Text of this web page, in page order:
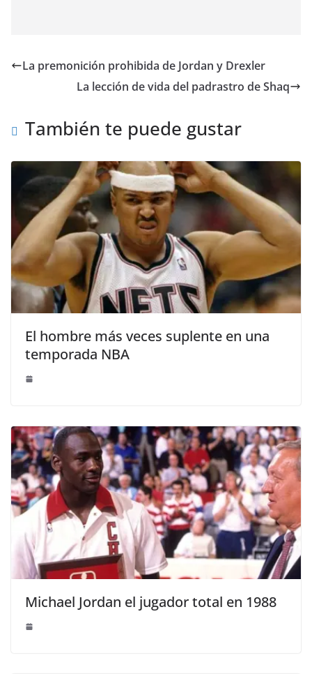
La premonición prohibida de Jordan y Drexler
La lección de vida del padrastro de Shaq
También te puede gustar
El hombre más veces suplente en una
temporada NBA
Michael Jordan el jugador total en 1988